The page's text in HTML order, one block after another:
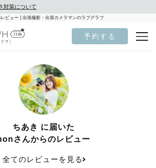
対策について
ビュー | 出張撮影・出張カメラマンのラブグラフ
予約する
ちあき に届いた
さんからのレビュー
全てのレビューを見る